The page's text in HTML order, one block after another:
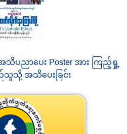
ပညာပေး Poster အား ကြည့်ရှု့
ည်သူသို့ အသိပေးခြင်း